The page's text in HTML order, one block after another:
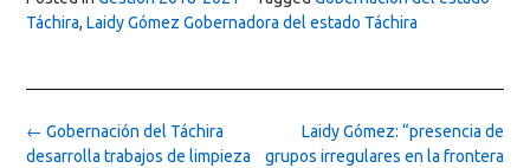
Táchira, Laidy Gómez Gobernadora del estado Táchira
Post
navigation
Laidy Gómez: “presencia de
grupos irregulares en la frontera
← Gobernación del Táchira
desarrolla trabajos de limpieza